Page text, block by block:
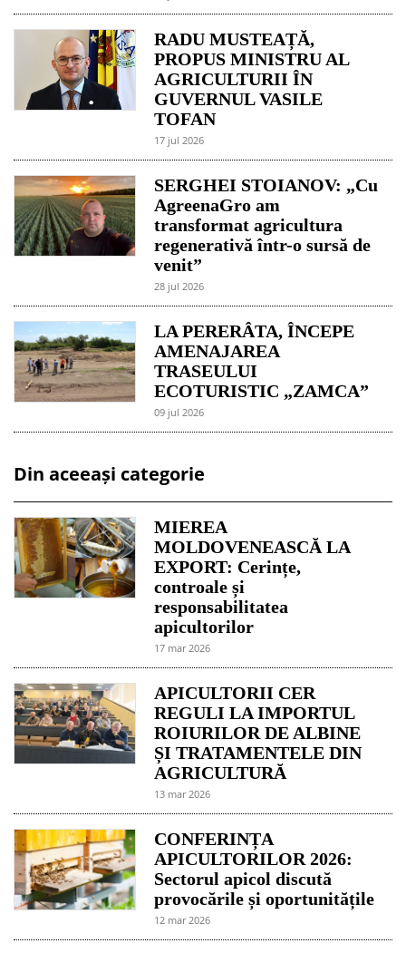
RADU MUSTEAȚĂ,
PROPUS MINISTRU AL
AGRICULTURII ÎN
GUVERNUL VASILE
TOFAN
17 jul 2026
SERGHEI STOIANOV: „Cu
AgreenaGro am
transformat agricultura
regenerativă într-o sursă de
venit”
28 jul 2026
LA PERERÂTA, ÎNCEPE
AMENAJAREA
TRASEULUI
ECOTURISTIC „ZAMCA”
09 jul 2026
Din aceeași categorie
MIEREA
MOLDOVENEASCĂ LA
EXPORT: Cerințe,
controale și
responsabilitatea
apicultorilor
17 mar 2026
APICULTORII CER
REGULI LA IMPORTUL
ROIURILOR DE ALBINE
ȘI TRATAMENTELE DIN
AGRICULTURĂ
13 mar 2026
CONFERINȚA
APICULTORILOR 2026:
Sectorul apicol discută
provocările și oportunitățile
12 mar 2026